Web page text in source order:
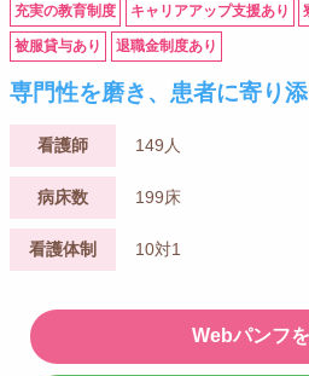
充実の教育制度 キャリアアップ支援あり
被服貸与あり 退職金制度あり
専門性を磨き、患者に寄り
看護師 149人
病床数 199床
看護体制 10対1
Webパンフ